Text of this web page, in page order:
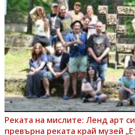
Реката на мислите: Ленд арт
превърна реката край музей